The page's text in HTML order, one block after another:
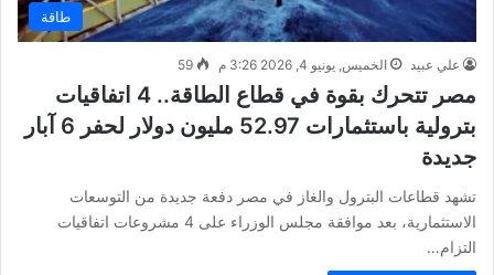
طاقة
علي عبيد الخميس, يونيو 4, 2026 3:26 م 59
مصر تتحرك بقوة في قطاع الطاقة.. 4 اتفاقيات
بترولية باستثمارات 52.97 مليون دولار لحفر 6 آبار
جديدة
تشهد قطاعات البترول والغاز في مصر دفعة جديدة من التوسعات
الاستثمارية، بعد موافقة مجلس الوزراء على 4 مشروعات اتفاقيات
التزام…